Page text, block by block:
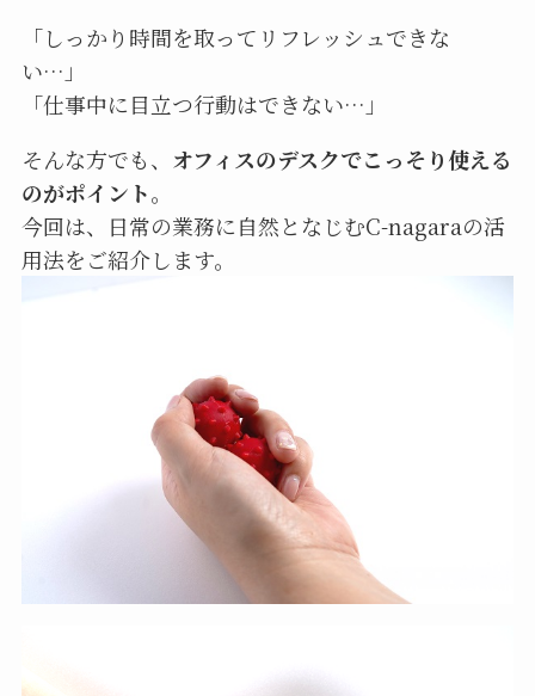
「しっかり時間を取ってリフレッシュできな
い…」
「仕事中に目立つ行動はできない…」
そんな方でも、 オフィスのデスクでこっそり使える
のがポイント。
今回は、日常の業務に自然となじむC-nagaraの活
用法をご紹介します。